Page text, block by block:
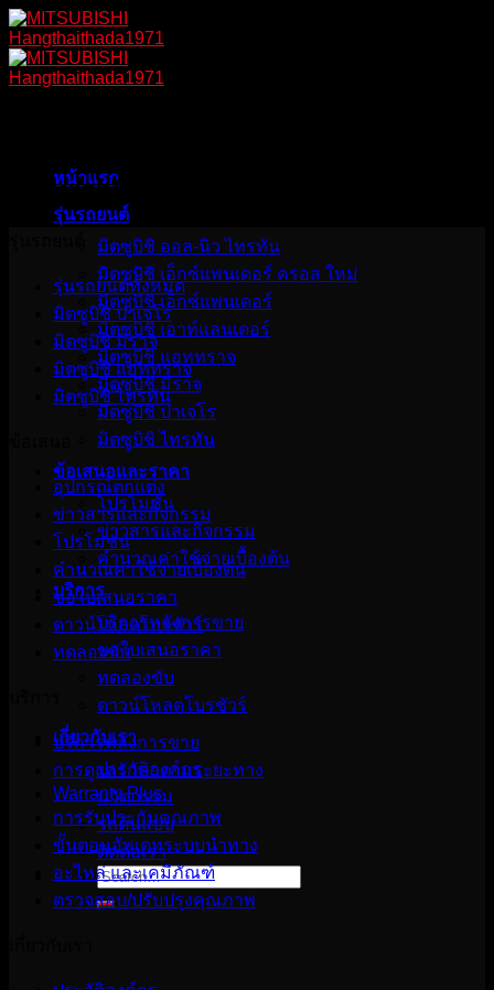
Skip
to
content
หน้าแรก
รุ่นรถยนต์
มิตซูบิชิ ออล-นิว ไทรทัน
มิตซูบิชิ เอ็กซ์แพนเดอร์ ครอส ใหม่
มิตซูบิชิ เอ็กซ์แพนเดอร์
มิตซูบิชิ เอาท์แลนเดอร์
มิตซูบิชิ แอททราจ
มิตซูบิชิ มิราจ
มิตซูบิชิ ปาเจโร
มิตซูบิชิ ไทรทัน
ข้อเสนอและราคา
โปรโมชั่น
ข่าวสารและกิจกรรม
คำนวณค่าใช้จ่ายเบื้องต้น
บริการ
บริการหลังการขาย
ขอใบเสนอราคา
ทดลองขับ
ดาวน์โหลดโบรชัวร์
เกี่ยวกับเรา
ประวัติองค์กร
นวัตกรรม
รถต้นแบบ
ติดต่อเรา
Search
for:
My wishlist
รุ่นรถยนต์ทั้งหมด
มิตซูบิชิ ปาเจโร
มิตซูบิชิ มิราจ
มิตซูบิชิ แอททราจ
มิตซูบิชิ ไทรทัน
อุปกรณ์ตกแต่ง
ข่าวสารและกิจกรรม
โปรโมชั่น
คำนวณค่าใช้จ่ายเบื้องต้น
ขอใบเสนอราคา
ดาวน์โหลดโบรชัวร์
ทดลองขับ
บริการหลังการขาย
การดูแลรักษาตามระยะทาง
Warranty Plus
การรับประกันคุณภาพ
ขั้นตอนอัพเดทระบบนำทาง
อะไหล่ และเคมีภัณฑ์
ตรวจสอบ/ปรับปรุงคุณภาพ